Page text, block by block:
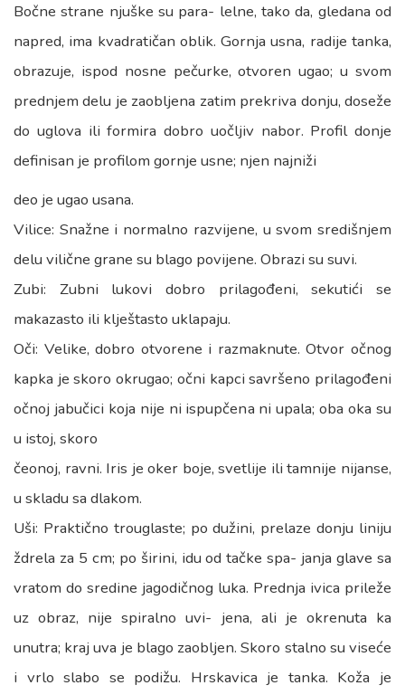
Bočne strane njuške su para- lelne, tako da, gledana od
napred, ima kvadratičan oblik. Gornja usna, radije tanka,
obrazuje, ispod nosne pečurke, otvoren ugao; u svom
prednjem delu je zaobljena zatim prekriva donju, doseže
do uglova ili formira dobro uočljiv nabor. Profil donje
definisan je profilom gornje usne; njen najniži
deo je ugao usana.
Vilice: Snažne i normalno razvijene, u svom središnjem
delu vilične grane su blago povijene. Obrazi su suvi.
Zubi: Zubni lukovi dobro prilagođeni, sekutići se
makazasto ili klještasto uklapaju.
Oči: Velike, dobro otvorene i razmaknute. Otvor očnog
kapka je skoro okrugao; očni kapci savršeno prilagođeni
očnoj jabučici koja nije ni ispupčena ni upala; oba oka su
u istoj, skoro
čeonoj, ravni. Iris je oker boje, svetlije ili tamnije nijanse,
u skladu sa dlakom.
Uši: Praktično trouglaste; po dužini, prelaze donju liniju
ždrela za 5 cm; po širini, idu od tačke spa- janja glave sa
vratom do sredine jagodičnog luka. Prednja ivica prileže
uz obraz, nije spiralno uvi- jena, ali je okrenuta ka
unutra; kraj uva je blago zaobljen. Skoro stalno su viseće
i vrlo slabo se podižu. Hrskavica je tanka. Koža je